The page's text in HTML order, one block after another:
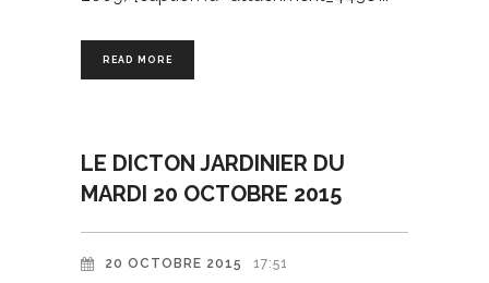
READ MORE
LE DICTON JARDINIER DU
MARDI 20 OCTOBRE 2015
20 OCTOBRE 2015
17:51